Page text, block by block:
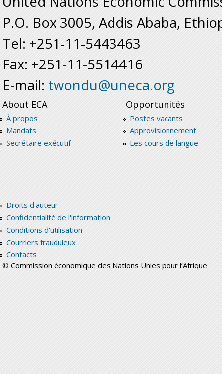
P.O. Box 3005, Addis Ababa,
Tel: +251-11-5443463
Fax: +251-11-5514416
E-mail: twondu@uneca.org
About ECA
À propos
Mandats
Secrétaire exécutif
Opportunités
Postes vacants
Approvisionnement
Les cours de langue
Droits d'auteur
Confidentialité de l'information
Conditions d'utilisation
Courriers frauduleux
Contacts
© Commission économique des Nations Unies pour l’Afrique